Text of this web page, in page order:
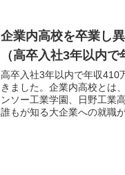
企業内高校を卒業し
（高卒入社3年以内で
高卒入社3年以内で年収410
きました。企業内高校とは
ンソー工業学園、日野工業
誰もが知る大企業への就職